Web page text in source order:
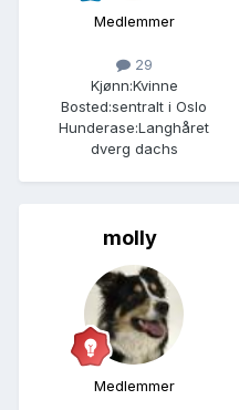
Medlemmer
29
Kjønn:Kvinne
Bosted:sentralt i Oslo
Hunderase:Langhåret
dverg dachs
molly
Medlemmer